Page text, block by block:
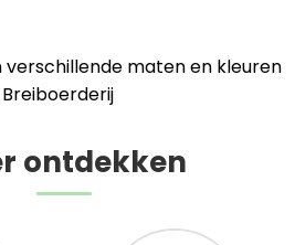
verschillende maten en kleuren
ontdekken